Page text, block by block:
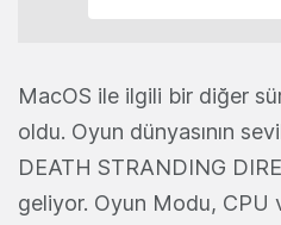
MacOS ile ilgili bir diğer
oldu. Oyun dünyasının
DEATH STRANDING
geliyor. Oyun Modu, CPU